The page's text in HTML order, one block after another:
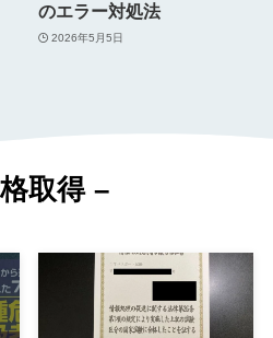
のエラー対処法
2026年5月5日
取得 –